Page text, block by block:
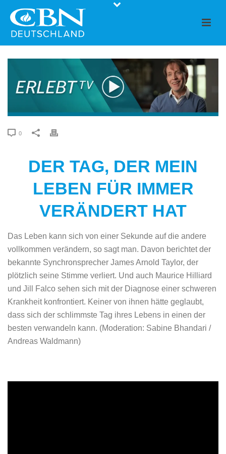
0
DER TAG, DER MEIN
LEBEN FÜR IMMER
VERÄNDERT HAT
Das Leben kann sich von einer Sekunde auf die andere
vollkommen verändern, so sagt man. Davon berichtet der
bekannte Synchronsprecher James Arnold Taylor, der
plötzlich seine Stimme verliert. Und auch Maurice Hilliard
und Jill Falco sehen sich mit der Diagnose einer schweren
Krankheit konfrontiert. Keiner von ihnen hätte geglaubt,
dass sich der schlimmste Tag ihres Lebens in einen der
besten verwandeln kann. (Moderation: Sabine Bhandari /
Andreas Waldmann)